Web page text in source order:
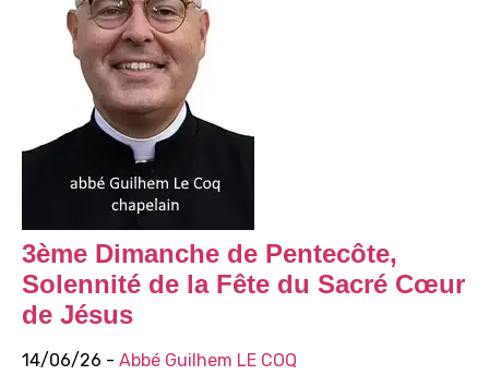
3ème Dimanche de Pentecôte,
Solennité de la Fête du Sacré Cœur
de Jésus
14/06/26 - Abbé Guilhem LE COQ